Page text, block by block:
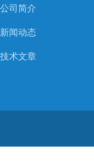
公司简介
新闻动态
技术文章